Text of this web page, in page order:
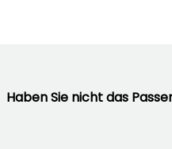
Haben Sie nicht das